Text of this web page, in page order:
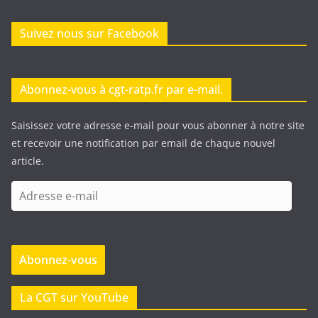
Suivez nous sur Facebook
Abonnez-vous à cgt-ratp.fr par e-mail.
Saisissez votre adresse e-mail pour vous abonner à notre site
et recevoir une notification par email de chaque nouvel
article.
d
e
s
e
Abonnez-vous
La CGT sur YouTube